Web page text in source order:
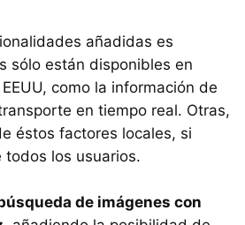
añadidas es
sólo están disponibles en
EEUU, como la información de
en tiempo real. Otras,
éstos factores locales, si
los usuarios.
de imágenes con